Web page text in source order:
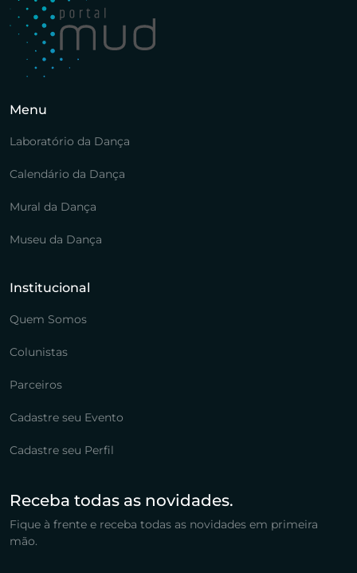
Menu
Laboratório da Dança
Calendário da Dança
Mural da Dança
Museu da Dança
Institucional
Quem Somos
Colunistas
Parceiros
Cadastre seu Evento
Cadastre seu Perfil
Receba todas as novidades.
Fique à frente e receba todas as novidades em primeira
mão.